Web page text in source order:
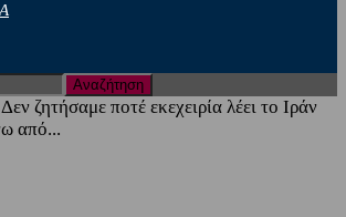
Δεν ζητήσαμε ποτέ εκεχειρία λέει το Ιράν
από...